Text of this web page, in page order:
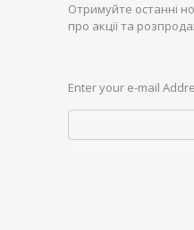
Отримуйте останні
про акції та
Enter your e-mail